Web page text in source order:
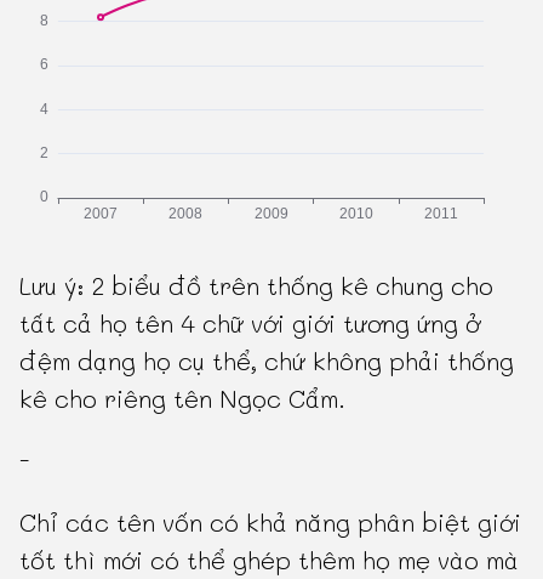
Lưu ý: 2 biểu đồ trên thống kê chung cho
tất cả họ tên 4 chữ với giới tương ứng ở
đệm dạng họ cụ thể, chứ không phải thống
kê cho riêng tên Ngọc Cẩm.
-
Chỉ các tên vốn có khả năng phân biệt giới
tốt thì mới có thể ghép thêm họ mẹ vào mà